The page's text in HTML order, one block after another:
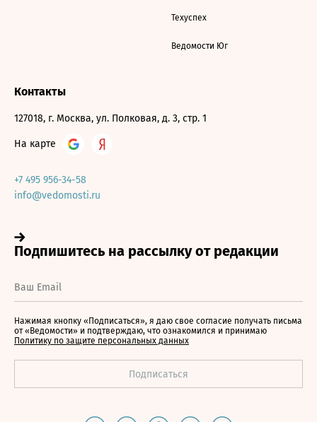
Техуспех
Ведомости Юг
Контакты
127018, г. Москва, ул. Полковая, д. 3, стр. 1
На карте
+7 495 956-34-58
info@vedomosti.ru
Нажимая кнопку «Подписаться», я даю свое согласие получать письма
от «Ведомости» и подтверждаю, что ознакомился и принимаю
Политику по защите персональных данных